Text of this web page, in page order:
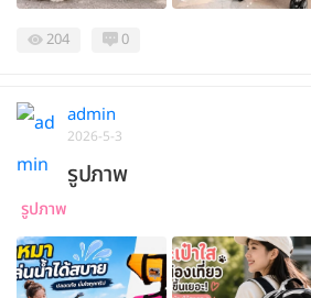
204 0
admin
2026-5-3
รูปภาพ
รูปภาพ